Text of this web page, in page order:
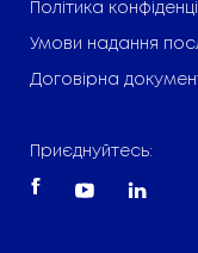
Політика
Умови надання
Договірна
Приєднуйтесь: